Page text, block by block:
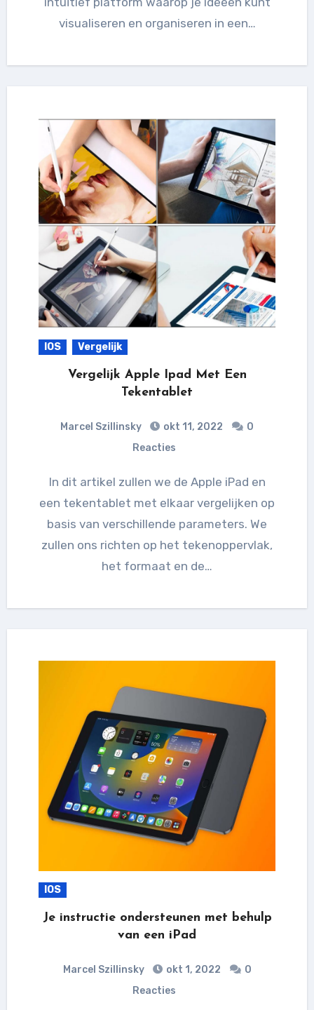
visualiseren en organiseren in een…
IOS Vergelijk
Vergelijk Apple Ipad Met Een
Tekentablet
Marcel Szillinsky okt 11, 2022
0
Reacties
In dit artikel zullen we de Apple iPad en
een tekentablet met elkaar vergelijken op
basis van verschillende parameters. We
zullen ons richten op het tekenoppervlak,
het formaat en de…
IOS
Je instructie ondersteunen met behulp
van een iPad
Marcel Szillinsky okt 1, 2022
0
Reacties